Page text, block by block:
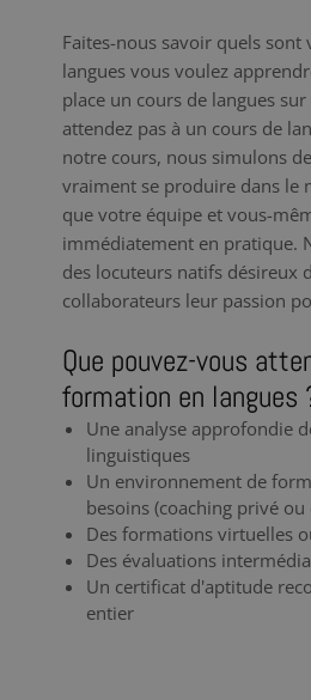
Faites-nous savoir quels sont
langues vous voulez
place un cours de langues
attendez pas à un cours de
notre cours, nous simulons
vraiment se produire dans le
que votre équipe et vous-
immédiatement en pratique.
des locuteurs natifs désireux
collaborateurs leur passion
Que pouvez-vous
formation en langues
Une analyse approfondie
linguistiques
Un environnement de
besoins (coaching privé
Des formations virtuelles
Des évaluations
Un certificat d'aptitude
entier